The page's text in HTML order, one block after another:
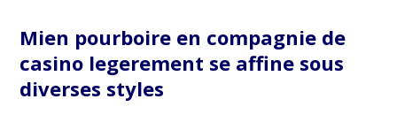
Mien pourboire en compagnie de
casino legerement se affine sous
diverses styles